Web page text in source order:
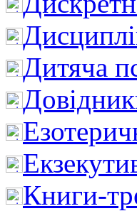
Дитяча
Книги-